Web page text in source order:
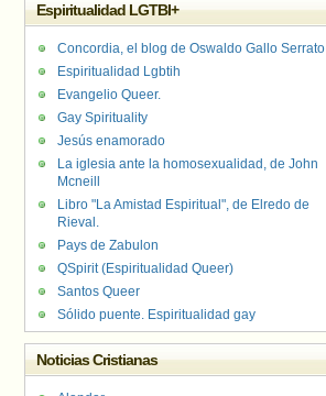
Espiritualidad LGTBI+
Concordia, el blog de Oswaldo Gallo Serrato
Espiritualidad Lgbtih
Evangelio Queer.
Gay Spirituality
Jesús enamorado
La iglesia ante la homosexualidad, de John
Mcneill
Libro "La Amistad Espiritual", de Elredo de
Rieval.
Pays de Zabulon
QSpirit (Espiritualidad Queer)
Santos Queer
Sólido puente. Espiritualidad gay
Noticias Cristianas